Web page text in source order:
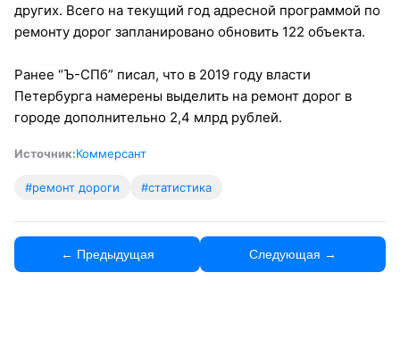
других. Всего на текущий год адресной программой по
ремонту дорог запланировано обновить 122 объекта.
Ранее “Ъ-СПб” писал, что в 2019 году власти
Петербурга намерены выделить на ремонт дорог в
городе дополнительно 2,4 млрд рублей.
Источник:Коммерсант
#ремонт дороги #статистика
← Предыдущая Следующая →